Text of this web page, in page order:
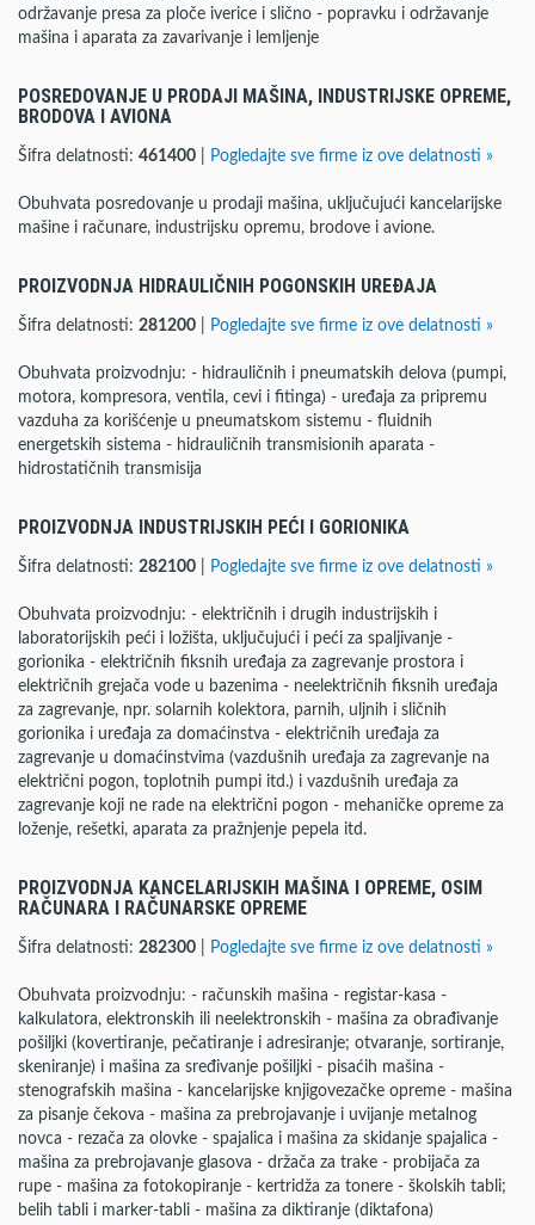
održavanje presa za ploče iverice i slično - popravku i održavanje
mašina i aparata za zavarivanje i lemljenje
POSREDOVANJE U PRODAJI MAŠINA, INDUSTRIJSKE OPREME,
BRODOVA I AVIONA
Šifra delatnosti: 461400 Pogledajte sve firme iz ove delatnosti »
Obuhvata posredovanje u prodaji mašina, uključujući kancelarijske
mašine i računare, industrijsku opremu, brodove i avione.
PROIZVODNJA HIDRAULIČNIH POGONSKIH UREĐAJA
Šifra delatnosti: 281200 Pogledajte sve firme iz ove delatnosti »
Obuhvata proizvodnju: - hidrauličnih i pneumatskih delova (pumpi,
motora, kompresora, ventila, cevi i fitinga) - uređaja za pripremu
vazduha za korišćenje u pneumatskom sistemu - fluidnih
energetskih sistema - hidrauličnih transmisionih aparata -
hidrostatičnih transmisija
PROIZVODNJA INDUSTRIJSKIH PEĆI I GORIONIKA
Šifra delatnosti: 282100 Pogledajte sve firme iz ove delatnosti »
Obuhvata proizvodnju: - električnih i drugih industrijskih i
laboratorijskih peći i ložišta, uključujući i peći za spaljivanje -
gorionika - električnih fiksnih uređaja za zagrevanje prostora i
električnih grejača vode u bazenima - neelektričnih fiksnih uređaja
za zagrevanje, npr. solarnih kolektora, parnih, uljnih i sličnih
gorionika i uređaja za domaćinstva - električnih uređaja za
zagrevanje u domaćinstvima (vazdušnih uređaja za zagrevanje na
električni pogon, toplotnih pumpi itd.) i vazdušnih uređaja za
zagrevanje koji ne rade na električni pogon - mehaničke opreme za
loženje, rešetki, aparata za pražnjenje pepela itd.
PROIZVODNJA KANCELARIJSKIH MAŠINA I OPREME, OSIM
RAČUNARA I RAČUNARSKE OPREME
Šifra delatnosti: 282300 Pogledajte sve firme iz ove delatnosti »
Obuhvata proizvodnju: - računskih mašina - registar-kasa -
kalkulatora, elektronskih ili neelektronskih - mašina za obrađivanje
pošiljki (kovertiranje, pečatiranje i adresiranje; otvaranje, sortiranje,
skeniranje) i mašina za sređivanje pošiljki - pisaćih mašina -
stenografskih mašina - kancelarijske knjigovezačke opreme - mašina
za pisanje čekova - mašina za prebrojavanje i uvijanje metalnog
novca - rezača za olovke - spajalica i mašina za skidanje spajalica -
mašina za prebrojavanje glasova - držača za trake - probijača za
rupe - mašina za fotokopiranje - kertridža za tonere - školskih tabli;
belih tabli i marker-tabli - mašina za diktiranje (diktafona)